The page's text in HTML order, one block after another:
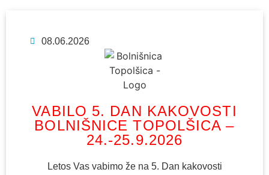
08.06.2026
VABILO 5. DAN KAKOVOSTI
BOLNIŠNICE TOPOLŠICA –
24.-25.9.2026
Letos Vas vabimo že na 5. Dan kakovosti